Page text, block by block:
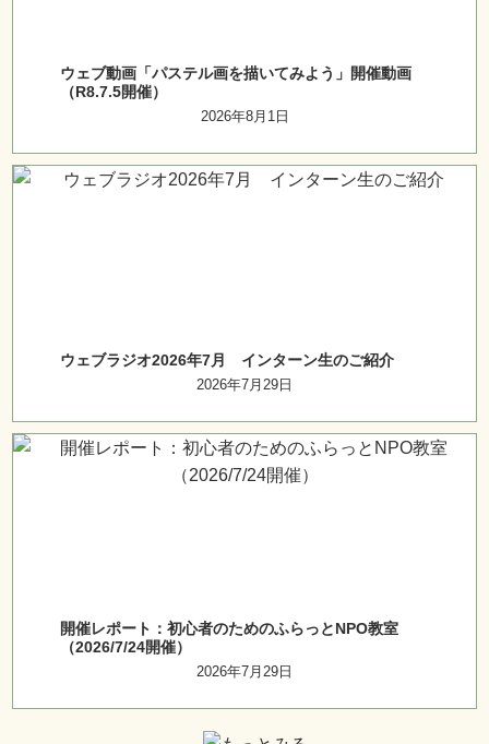
ウェブ動画「パステル画を描いてみよう」開催動画
（R8.7.5開催）
2026年8月1日
ウェブラジオ2026年7月 インターン生のご紹介
2026年7月29日
開催レポート：初心者のためのふらっとNPO教室
（2026/7/24開催）
2026年7月29日